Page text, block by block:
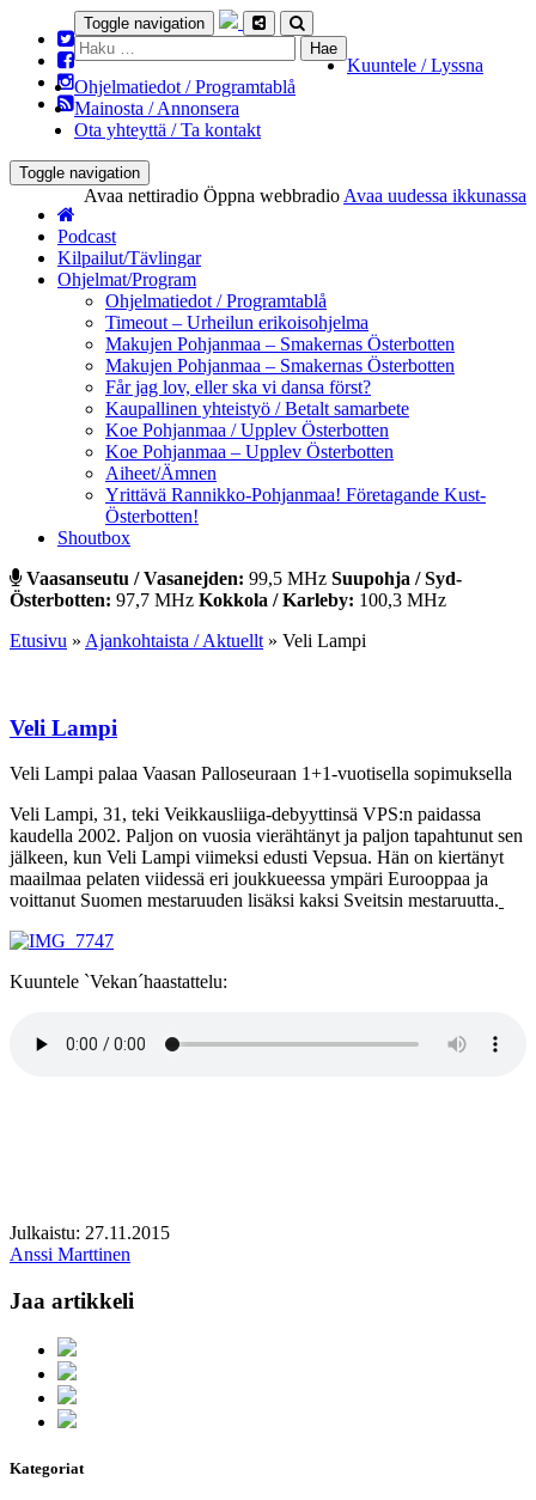
Toggle navigation
Haku:
Kuuntele / Lyssna
Ohjelmatiedot / Programtablå
Mainosta / Annonsera
Ota yhteyttä / Ta kontakt
Toggle navigation
Avaa nettiradio Öppna webbradio Avaa uudessa ikkunassa
Podcast
Kilpailut/Tävlingar
Ohjelmat/Program
Ohjelmatiedot / Programtablå
Timeout – Urheilun erikoisohjelma
Makujen Pohjanmaa – Smakernas Österbotten
Makujen Pohjanmaa – Smakernas Österbotten
Får jag lov, eller ska vi dansa först?
Kaupallinen yhteistyö / Betalt samarbete
Koe Pohjanmaa / Upplev Österbotten
Koe Pohjanmaa – Upplev Österbotten
Aiheet/Ämnen
Yrittävä Rannikko-Pohjanmaa! Företagande Kust-
Österbotten!
Shoutbox
Vaasanseutu / Vasanejden: 99,5 MHz Suupohja / Syd-
Österbotten: 97,7 MHz Kokkola / Karleby: 100,3 MHz
Etusivu » Ajankohtaista / Aktuellt » Veli Lampi
Veli Lampi
Veli Lampi palaa Vaasan Palloseuraan 1+1-vuotisella sopimuksella
Veli Lampi, 31, teki Veikkausliiga-debyyttinsä VPS:n paidassa
kaudella 2002. Paljon on vuosia vierähtänyt ja paljon tapahtunut sen
jälkeen, kun Veli Lampi viimeksi edusti Vepsua. Hän on kiertänyt
maailmaa pelaten viidessä eri joukkueessa ympäri Eurooppaa ja
voittanut Suomen mestaruuden lisäksi kaksi Sveitsin mestaruutta.
Kuuntele `Vekan´haastattelu:
Julkaistu: 27.11.2015
Anssi Marttinen
Jaa artikkeli
Kategoriat